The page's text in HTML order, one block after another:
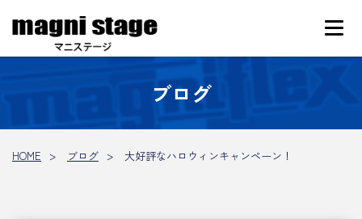
ブログ
HOME ブログ 大好評なハロウィンキャンペーン！